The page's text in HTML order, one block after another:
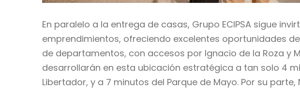
En paralelo a la entrega de casas, Grupo ECIPSA sigue
emprendimientos, ofreciendo excelentes oportunidades
de departamentos, con accesos por Ignacio de la Roza y
desarrollarán en esta ubicación estratégica a tan solo 4
Libertador, y a 7 minutos del Parque de Mayo. Por su